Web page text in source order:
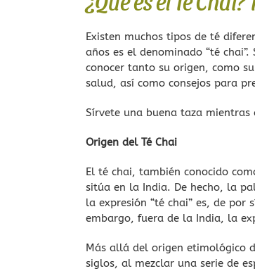
Existen muchos tipos de té
años es el denominado “té
conocer tanto su origen, como
salud, así como consejos para
Sírvete una buena taza mientras
Origen del Té Chai
El té chai, también conocido
sitúa en la India. De hecho, la
la expresión “té chai” es, de
embargo, fuera de la India, la
Más allá del origen etimológico
siglos, al mezclar una serie de